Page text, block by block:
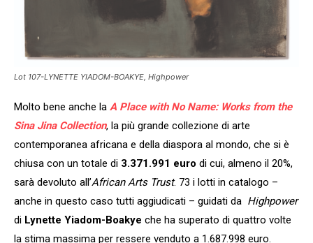
Lot 107-LYNETTE YIADOM-BOAKYE, Highpower
Molto bene anche la A Place with No Name: Works from the
Sina Jina Collection, la più grande collezione di arte
contemporanea africana e della diaspora al mondo, che si è
chiusa con un totale di 3.371.991 euro di cui, almeno il 20%,
sarà devoluto all’African Arts Trust. 73 i lotti in catalogo –
anche in questo caso tutti aggiudicati – guidati da Highpower
di Lynette Yiadom-Boakye che ha superato di quattro volte
la stima massima per ressere venduto a 1.687.998 euro.